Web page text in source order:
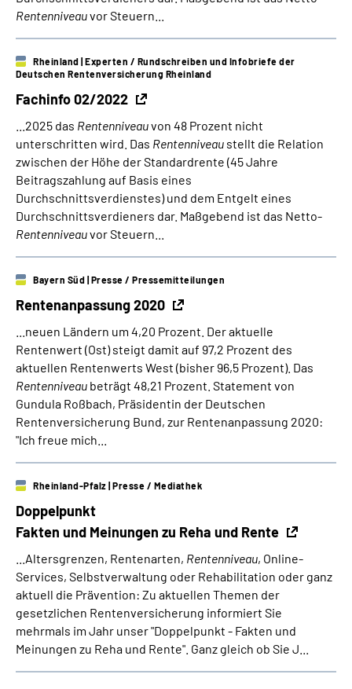
Rentenniveauvor Steuern...
Fachinfo 02/2022
Rheinland | Experten / Rundschreiben und Infobriefe der
Deutschen Rentenversicherung Rheinland
...2025 das Rentenniveauvon 48 Prozent nicht
unterschritten wird. Das Rentenniveau stellt die Relation
zwischen der Höhe der Standardrente (45 Jahre
Beitragszahlung auf Basis eines
Durchschnittsverdienstes) und dem Entgelt eines
Durchschnittsverdieners dar. Maßgebend ist das Netto-
Rentenniveauvor Steuern...
Rentenanpassung 2020
Bayern Süd | Presse / Pressemitteilungen
...neuen Ländern um 4,20 Prozent. Der aktuelle
Rentenwert (Ost) steigt damit auf 97,2 Prozent des
aktuellen Rentenwerts West (bisher 96,5 Prozent). Das
Rentenniveau beträgt 48,21 Prozent. Statement von
Gundula Roßbach, Präsidentin der Deutschen
Rentenversicherung Bund, zur Rentenanpassung 2020:
"Ich freue mich...
Doppelpunkt­
Fakten und Meinungen zu Reha und Rente
Rheinland-Pfalz | Presse / Mediathek
...Altersgrenzen, Rentenarten, Rentenniveau, Online-
Services, Selbstverwaltung oder Rehabilitation oder ganz
aktuell die Prävention: Zu aktuellen Themen der
gesetzlichen Rentenversicherung informiert Sie
mehrmals im Jahr unser "Doppelpunkt - Fakten und
Meinungen zu Reha und Rente". Ganz gleich ob Sie J...